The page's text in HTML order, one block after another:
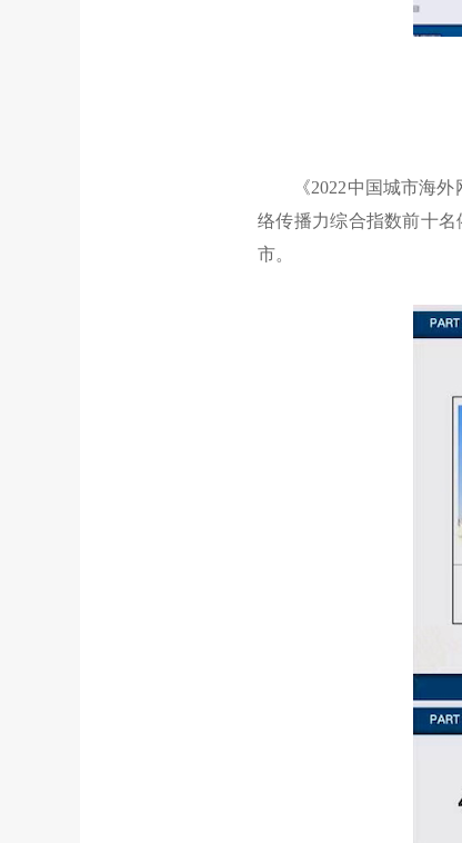
《2022中国城市海外网
络传播力综合指数前十
市。